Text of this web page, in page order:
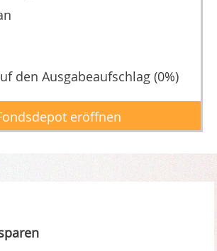
den Ausgabeaufschlag (0%)
eröffnen